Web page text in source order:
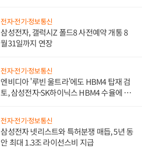
전자·전기·정보통신
삼성전자, 갤럭시Z 폴드8 사전예약 개통 8
월31일까지 연장
전자·전기·정보통신
엔비디아 '루빈 울트라'에도 HBM4 탑재 검
토, 삼성전자·SK하이닉스 HBM4 수율에 주
전자·전기·정보통신
삼성전자 넷리스트와 특허분쟁 매듭, 5년 동
안 최대 1.3조 라이선스비 지급